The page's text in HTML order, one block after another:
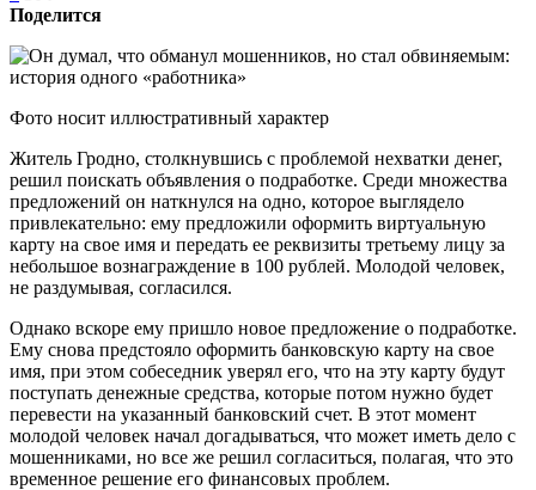
Поделится
Фото носит иллюстративный характер
Житель Гродно, столкнувшись с проблемой нехватки денег,
решил поискать объявления о подработке. Среди множества
предложений он наткнулся на одно, которое выглядело
привлекательно: ему предложили оформить виртуальную
карту на свое имя и передать ее реквизиты третьему лицу за
небольшое вознаграждение в 100 рублей. Молодой человек,
не раздумывая, согласился.
Однако вскоре ему пришло новое предложение о подработке.
Ему снова предстояло оформить банковскую карту на свое
имя, при этом собеседник уверял его, что на эту карту будут
поступать денежные средства, которые потом нужно будет
перевести на указанный банковский счет. В этот момент
молодой человек начал догадываться, что может иметь дело с
мошенниками, но все же решил согласиться, полагая, что это
временное решение его финансовых проблем.